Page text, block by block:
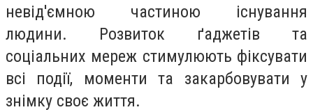
невід'ємною частиною існування
людини. Розвиток ґаджетів та
соціальних мереж стимулюють фіксувати
всі події, моменти та закарбовувати у
знімку своє життя.